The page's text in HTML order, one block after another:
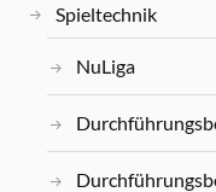
Spieltechnik
NuLiga